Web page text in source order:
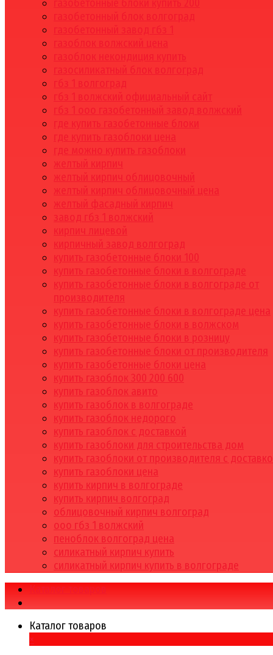
газобетонный блок волгоград
газобетонный завод гбз 1
газоблок волжский цена
газоблок некондиция купить
газосиликатный блок волгоград
гбз 1 волгоград
гбз 1 волжский официальный сайт
гбз 1 ооо газобетонный завод волжский
где купить газобетонные блоки
где купить газоблоки цена
где можно купить газоблоки
желтый кирпич
желтый кирпич облицовочный
желтый кирпич облицовочный цена
желтый фасадный кирпич
завод гбз 1 волжский
кирпич лицевой
кирпичный завод волгоград
купить газобетонные блоки 100
купить газобетонные блоки в волгограде
купить газобетонные блоки в волгограде от
производителя
купить газобетонные блоки в волгограде цена
купить газобетонные блоки в волжском
купить газобетонные блоки в розницу
купить газобетонные блоки от производителя
купить газобетонные блоки цена
купить газоблок 300 200 600
купить газоблок авито
купить газоблок в волгограде
купить газоблок недорого
купить газоблок с доставкой
купить газоблоки для строительства дом
купить газоблоки от производителя с
купить газоблоки цена
купить кирпич в волгограде
купить кирпич волгоград
облицовочный кирпич волгоград
ооо гбз 1 волжский
пеноблок волгоград цена
силикатный кирпич купить
силикатный кирпич купить в волгограде
Каталог товаров
Каталог товаров
×